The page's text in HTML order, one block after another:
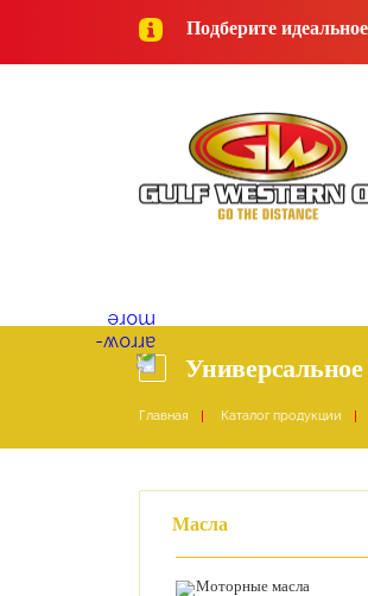
Подберите
Главная Каталог продукции
Масла
Моторные масла